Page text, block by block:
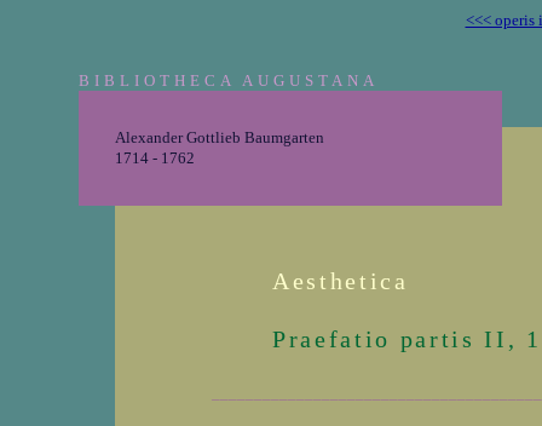
<<< operis
BIBLIOTHECA AUGUSTANA
Alexander Gottlieb Baumgarten
1714 - 1762
Aesthetica
Praefatio partis II,